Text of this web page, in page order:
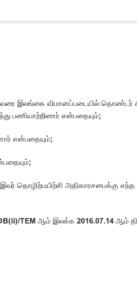
இலங்கை விமானப்படையில் தொண்டர்
பணியாற்றினார் என்பதையும்;
என்பதையும்;
அதிகாரசபைக்கு எந்த
TEM ஆம் இலக்க 2016.07.14